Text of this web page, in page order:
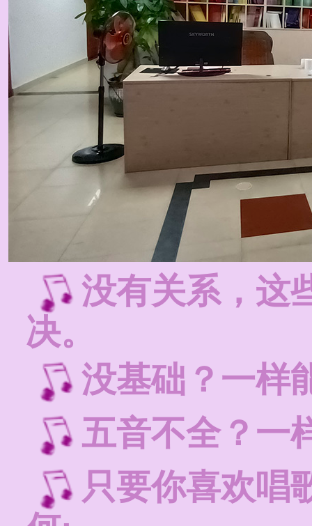
没有关系，这
决。
没基础？一样
五音不全？一
只要你喜欢唱